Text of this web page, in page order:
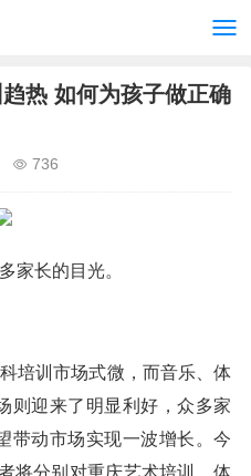
热 如何为孩子做正确
736
家长的目光。
培训市场式微，而音乐、体
则迎来了明显利好，众多家
带动市场实现一波增长。今
将分别对重庆艺术培训、体